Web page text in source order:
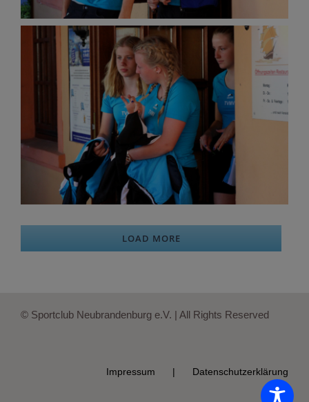
LOAD MORE
© Sportclub Neubrandenburg e.V. | All Rights Reserved
Impressum Datenschutzerklärung